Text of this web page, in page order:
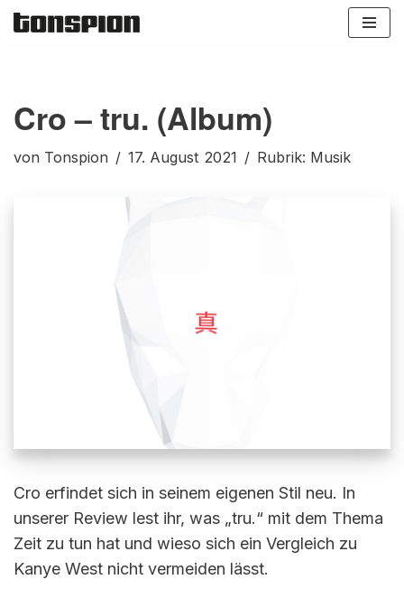
Cro – tru. (Album)
von Tonspion 17. August 2021 Rubrik: Musik
Cro erfindet sich in seinem eigenen Stil neu. In
unserer Review lest ihr, was „tru.“ mit dem Thema
Zeit zu tun hat und wieso sich ein Vergleich zu
Kanye West nicht vermeiden lässt.